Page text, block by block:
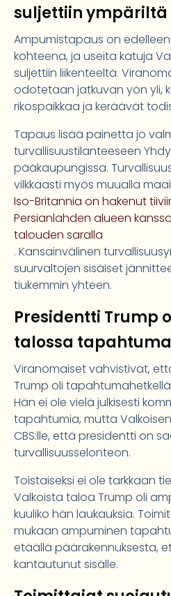
suljettiin ympäriltä
Ampumistapaus on
kohteena, ja useita katuja
suljettiin liikenteeltä.
odotetaan jatkuvan yön yli,
rikospaikkaa ja keräävät
Tapaus lisää painetta jo
turvallisuustilanteeseen
pääkaupungissa.
vilkkaasti myös muualla
Iso-Britannia on hakenut
Persianlahden alueen
talouden saralla
. Kansainvälinen
suurvaltojen sisäiset
tiukemmin yhteen.
Presidentti Trump
talossa
Viranomaiset vahvistivat,
Trump oli
Hän ei ole vielä julkisesti
tapahtumia, mutta
CBS:lle, että presidentti on
turvallisuusselonteon.
Toistaiseksi ei ole tarkkaan
Valkoista taloa Trump oli
kuuliko hän laukauksia.
mukaan ampuminen
etäällä päärakennuksesta,
kantautunut sisälle.